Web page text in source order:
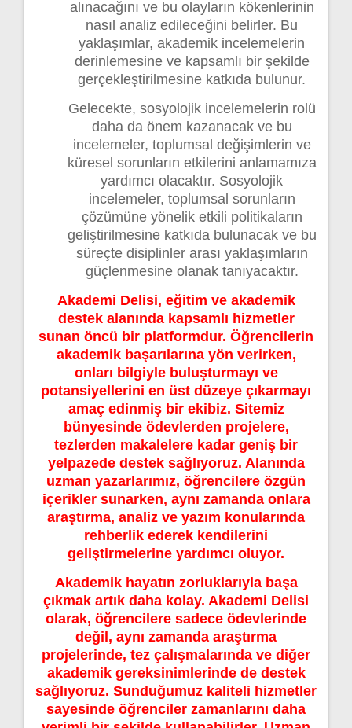
alınacağını ve bu olayların kökenlerinin
nasıl analiz edileceğini belirler. Bu
yaklaşımlar, akademik incelemelerin
derinlemesine ve kapsamlı bir şekilde
gerçekleştirilmesine katkıda bulunur.
Gelecekte, sosyolojik incelemelerin rolü
daha da önem kazanacak ve bu
incelemeler, toplumsal değişimlerin ve
küresel sorunların etkilerini anlamamıza
yardımcı olacaktır. Sosyolojik
incelemeler, toplumsal sorunların
çözümüne yönelik etkili politikaların
geliştirilmesine katkıda bulunacak ve bu
süreçte disiplinler arası yaklaşımların
güçlenmesine olanak tanıyacaktır.
Akademi Delisi, eğitim ve akademik
destek alanında kapsamlı hizmetler
sunan öncü bir platformdur. Öğrencilerin
akademik başarılarına yön verirken,
onları bilgiyle buluşturmayı ve
potansiyellerini en üst düzeye çıkarmayı
amaç edinmiş bir ekibiz. Sitemiz
bünyesinde ödevlerden projelere,
tezlerden makalelere kadar geniş bir
yelpazede destek sağlıyoruz. Alanında
uzman yazarlarımız, öğrencilere özgün
içerikler sunarken, aynı zamanda onlara
araştırma, analiz ve yazım konularında
rehberlik ederek kendilerini
geliştirmelerine yardımcı oluyor.
Akademik hayatın zorluklarıyla başa
çıkmak artık daha kolay. Akademi Delisi
olarak, öğrencilere sadece ödevlerinde
değil, aynı zamanda araştırma
projelerinde, tez çalışmalarında ve diğer
akademik gereksinimlerinde de destek
sağlıyoruz. Sunduğumuz kaliteli hizmetler
sayesinde öğrenciler zamanlarını daha